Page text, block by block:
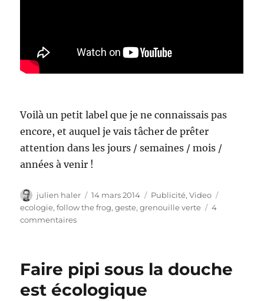
Voilà un petit label que je ne connaissais pas
encore, et auquel je vais tâcher de prêter
attention dans les jours / semaines / mois /
années à venir !
Auteur
julien haler
Publié
le
14 mars 2014 Catégories
Publicité,Video
ecologie,follow the frog,geste,grenouille verte
4
commentairessur
Faire pipi sous la douche
est écologique